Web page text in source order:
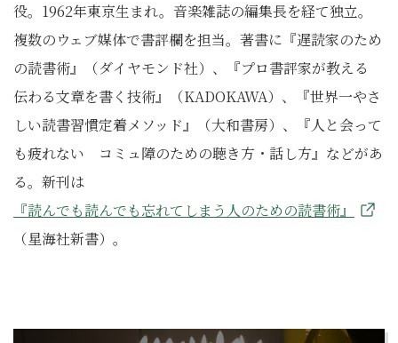
役。1962年東京生まれ。音楽雑誌の編集長を経て独立。
複数のウェブ媒体で書評欄を担当。著書に『遅読家のため
の読書術』（ダイヤモンド社）、『プロ書評家が教える
伝わる文章を書く技術』（KADOKAWA）、『世界一やさ
しい読書習慣定着メソッド』（大和書房）、『人と会って
も疲れない コミュ障のための聴き方・話し方』などがあ
る。新刊は
『読んでも読んでも忘れてしまう人のための読書術』
（星海社新書）。